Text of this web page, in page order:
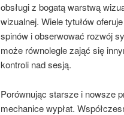
obsługi z bogatą warstwą
wizualnej. Wiele tytułów
spinów i obserwować rozwój
może równolegle zająć się
kontroli nad sesją.
Porównując starsze i nowsze
mechanice wypłat.